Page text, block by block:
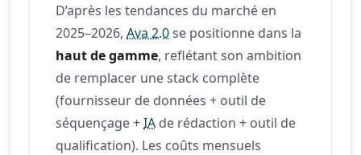
D’après les tendances du marché en
2025–2026,Ava 2.0se positionne dans la
haut de gamme, reflétant son ambition
de remplacer une stack complète
(fournisseur de données + outil de
séquençage +IA de rédaction + outil de
qualification). Les coûts mensuels